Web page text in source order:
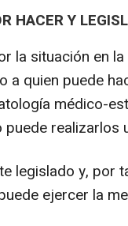
HACER Y
la situación en
a quien puede
médico-
realizarlos
legislado y, por
ejercer la